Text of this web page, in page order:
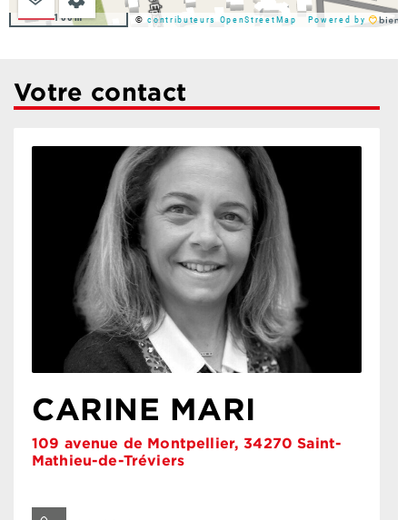
100m ©contributeurs OpenStreetMap Powered by
Votre contact
CARINE MARI
109 avenue de Montpellier, 34270 Saint-
Mathieu-de-Tréviers